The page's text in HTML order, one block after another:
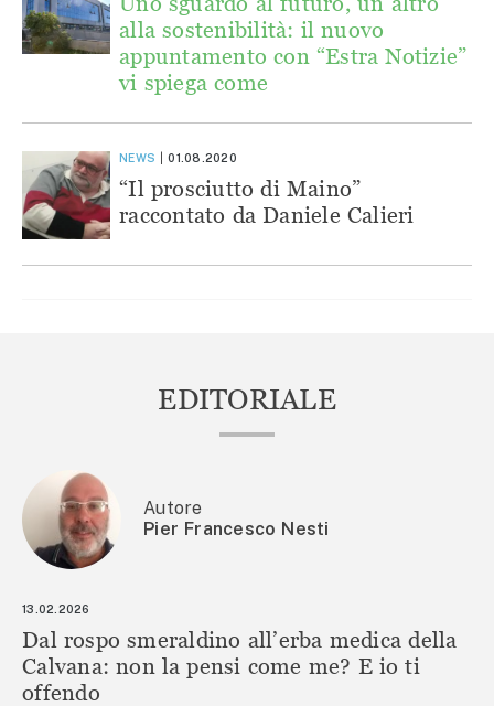
alla sostenibilità: il nuovo
appuntamento con “Estra Notizie”
vi spiega come
NEWS 01.08.2020
“Il prosciutto di Maino”
raccontato da Daniele Calieri
EDITORIALE
Autore
Pier Francesco Nesti
13.02.2026
Dal rospo smeraldino all’erba medica della
Calvana: non la pensi come me? E io ti
offendo